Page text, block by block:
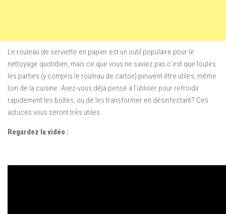
Le rouleau de serviette en papier est un outil populaire pour le
nettoyage quotidien, mais ce que vous ne saviez pas c’est que toutes
les parties (y compris le rouleau de carton) peuvent être utiles, même
loin de la cuisine. Avez-vous déjà pensé à l’utiliser pour refroidir
rapidement les boîtes, ou de les transformer en désinfectant? Ces
astuces vous seronttrès utiles.
Regardez la vidéo :